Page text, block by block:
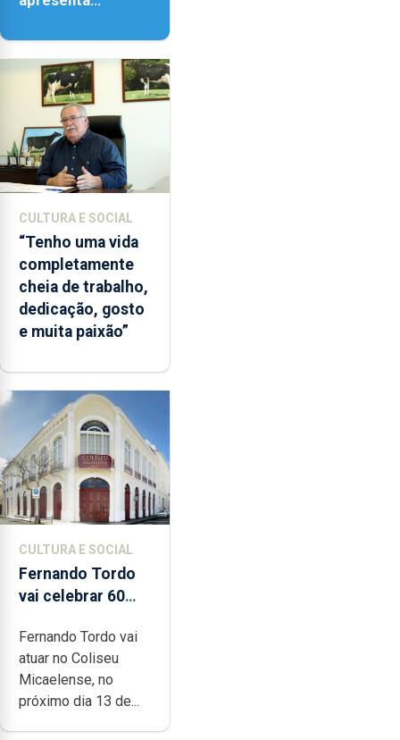
duas
ofertas:
licenciatura
Biotecnologia
e
o
em
Comunicação
de
Ciência.
Paisagem’
CULTURA E SOCIAL
“Tenho uma vida
completamente
cheia de trabalho,
dedicação, gosto
e muita paixão”
CULTURA E SOCIAL
Fernando Tordo
vai celebrar 60
no Coliseu
Micaelense
Fernando Tordo vai
atuar no Coliseu
Micaelense, no
próximo dia 13 de...